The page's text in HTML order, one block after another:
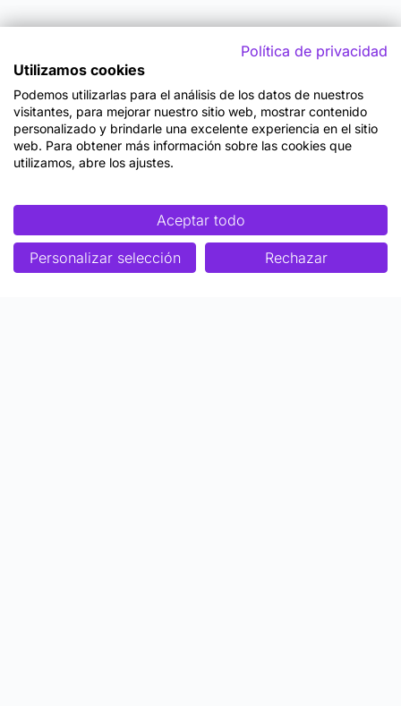
Política de privacidad
Utilizamos cookies
Podemos utilizarlas para el análisis de los datos de nuestros
visitantes, para mejorar nuestro sitio web, mostrar contenido
personalizado y brindarle una excelente experiencia en el sitio
web. Para obtener más información sobre las cookies que
utilizamos, abre los ajustes.
Aceptar todo
Personalizar selección Rechazar